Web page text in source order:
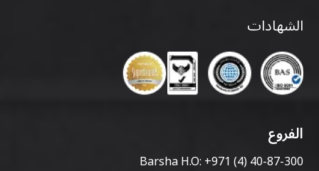
الشهادات
الفروع
Barsha H.O:+971 (4) 40-87-300